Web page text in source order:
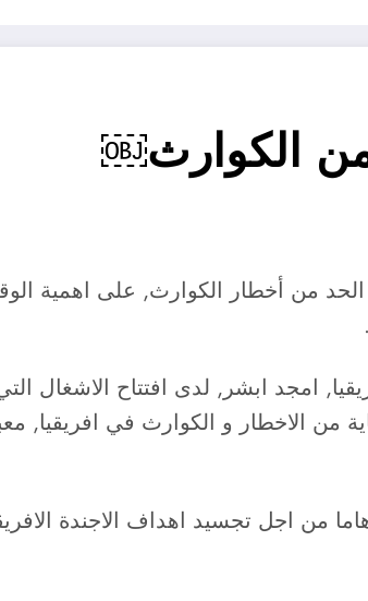
من الكوارث￼
المختص في الحد من أخطار الكوارث, على
امجد ابشر, لدى افتتاح الاشغال
من الاخطار و الكوارث في افريقيا,
من اجل تجسيد اهداف الاجندة